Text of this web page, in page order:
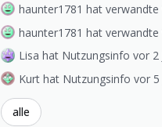
haunter1781 hat
haunter1781 hat
Lisa hat Nutzungsinfo vor 2
Kurt hat Nutzungsinfo vor 5
alle